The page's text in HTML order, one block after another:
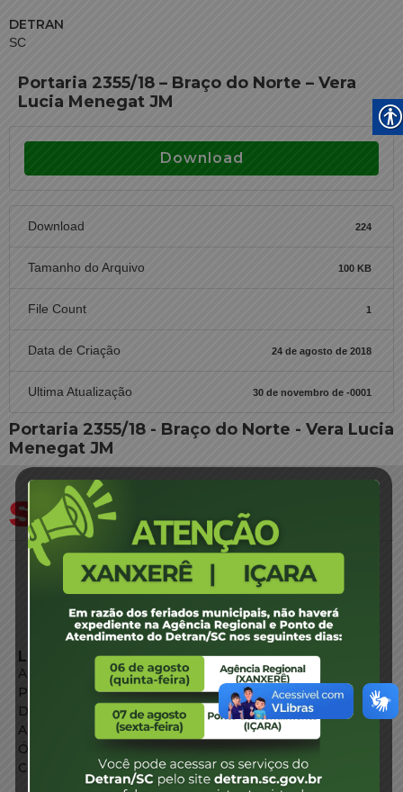
DETRAN
SC
Portaria 2355/18 – Braço do Norte – Vera
Lucia Menegat JM
Download
Download 224
Tamanho do Arquivo 100 KB
File Count 1
Data de Criação 24 de agosto de 2018
Ultima Atualização 30 de novembro de -0001
Portaria 2355/18 - Braço do Norte - Vera Lucia
Menegat JM
LINKS EXTERNOS
Agência de Notícias
Portal de Serviços
Diário Oficial
Acesso à Informação
Órgãos do Governo
Conheça SC